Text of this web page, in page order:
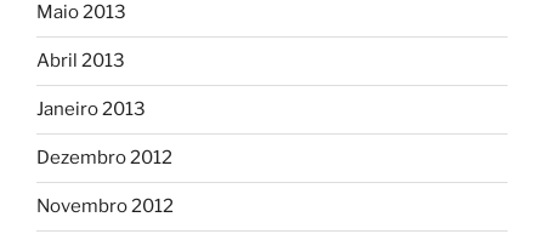
Maio 2013
Abril 2013
Janeiro 2013
Dezembro 2012
Novembro 2012